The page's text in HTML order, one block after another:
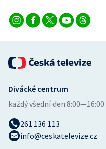
Ostatní
Divácké centrum
každý všední den:
261 136 113
info@ceskatelevize.cz